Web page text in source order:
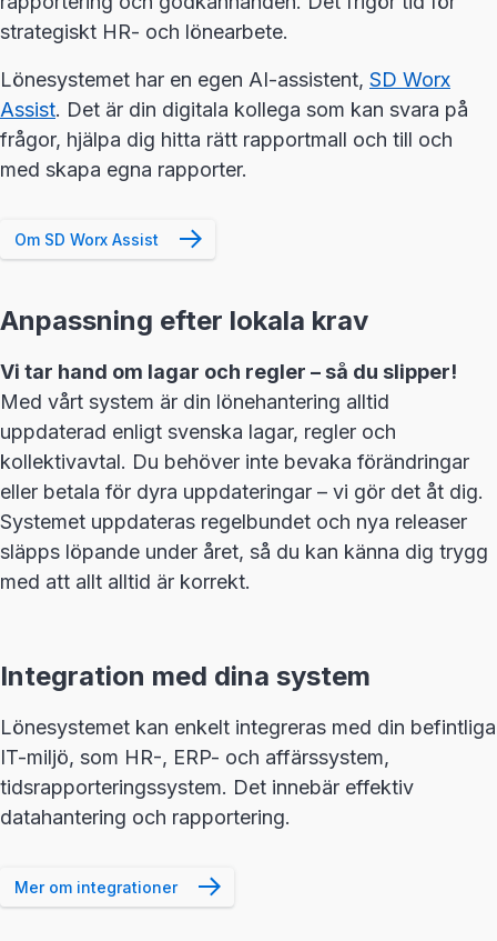
strategiskt HR- och lönearbete.
Lönesystemet har en egen AI-assistent, SD Worx
Assist. Det är din digitala kollega som kan svara på
frågor, hjälpa dig hitta rätt rapportmall och till och
med skapa egna rapporter.
Om SD Worx Assist
Anpassning efter lokala krav
Vi tar hand om lagar och regler – så du slipper!
Med vårt system är din lönehantering alltid
uppdaterad enligt svenska lagar, regler och
kollektivavtal. Du behöver inte bevaka förändringar
eller betala för dyra uppdateringar – vi gör det åt dig.
Systemet uppdateras regelbundet och nya releaser
släpps löpande under året, så du kan känna dig trygg
med att allt alltid är korrekt.
Integration med dina system
Lönesystemet kan enkelt integreras med din befintliga
IT-miljö, som HR-, ERP- och affärssystem,
tidsrapporteringssystem. Det innebär effektiv
datahantering och rapportering.
Mer om integrationer